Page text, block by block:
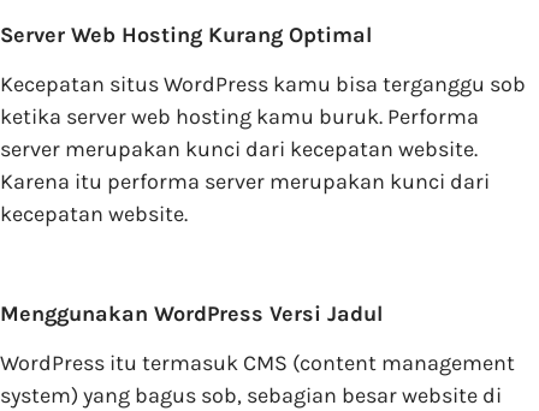
Server Web Hosting Kurang Optimal
Kecepatan situs WordPress kamu bisa terganggu sob
ketika server web hosting kamu buruk. Performa
server merupakan kunci dari kecepatan website.
Karena itu performa server merupakan kunci dari
kecepatan website.
Menggunakan WordPress Versi Jadul
WordPress itu termasuk CMS (content management
system) yang bagus sob, sebagian besar website di